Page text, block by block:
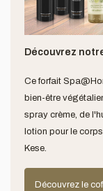
Découvrez
Ce forfait
bien-être
spray crème, de
lotion pour le
Kese.
Découvrez le